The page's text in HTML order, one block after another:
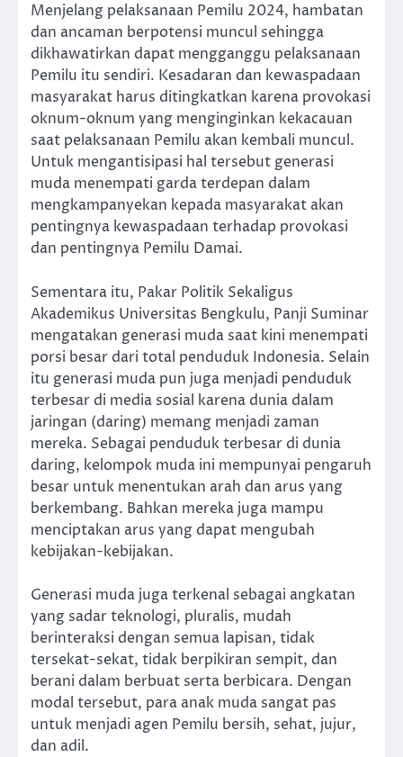
Menjelang pelaksanaan Pemilu 2024, hambatan
dan ancaman berpotensi muncul sehingga
dikhawatirkan dapat mengganggu pelaksanaan
Pemilu itu sendiri. Kesadaran dan kewaspadaan
masyarakat harus ditingkatkan karena provokasi
oknum-oknum yang menginginkan kekacauan
saat pelaksanaan Pemilu akan kembali muncul.
Untuk mengantisipasi hal tersebut generasi
muda menempati garda terdepan dalam
mengkampanyekan kepada masyarakat akan
pentingnya kewaspadaan terhadap provokasi
dan pentingnya Pemilu Damai.
Sementara itu, Pakar Politik Sekaligus
Akademikus Universitas Bengkulu, Panji Suminar
mengatakan generasi muda saat kini menempati
porsi besar dari total penduduk Indonesia. Selain
itu generasi muda pun juga menjadi penduduk
terbesar di media sosial karena dunia dalam
jaringan (daring) memang menjadi zaman
mereka. Sebagai penduduk terbesar di dunia
daring, kelompok muda ini mempunyai pengaruh
besar untuk menentukan arah dan arus yang
berkembang. Bahkan mereka juga mampu
menciptakan arus yang dapat mengubah
kebijakan-kebijakan.
Generasi muda juga terkenal sebagai angkatan
yang sadar teknologi, pluralis, mudah
berinteraksi dengan semua lapisan, tidak
tersekat-sekat, tidak berpikiran sempit, dan
berani dalam berbuat serta berbicara. Dengan
modal tersebut, para anak muda sangat pas
untuk menjadi agen Pemilu bersih, sehat, jujur,
dan adil.